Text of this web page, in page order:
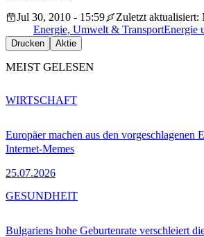
Jul 30, 2010 - 15:59
Zuletzt aktualisiert:
Energie, Umwelt & TransportEnergie
Drucken Aktie
MEIST GELESEN
Europäer machen aus den vorgeschlagenen
Internet-Memes
25.07.2026
WIRTSCHAFT
Bulgariens hohe Geburtenrate verschleiert
GESUNDHEIT